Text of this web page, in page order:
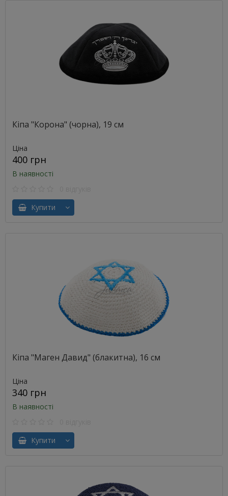
Кіпа "Корона" (чорна), 19 см
Ціна
400 грн
В наявності
Купити
Кіпа "Маген Давид" (блакитна), 16 см
Ціна
340 грн
В наявності
Купити